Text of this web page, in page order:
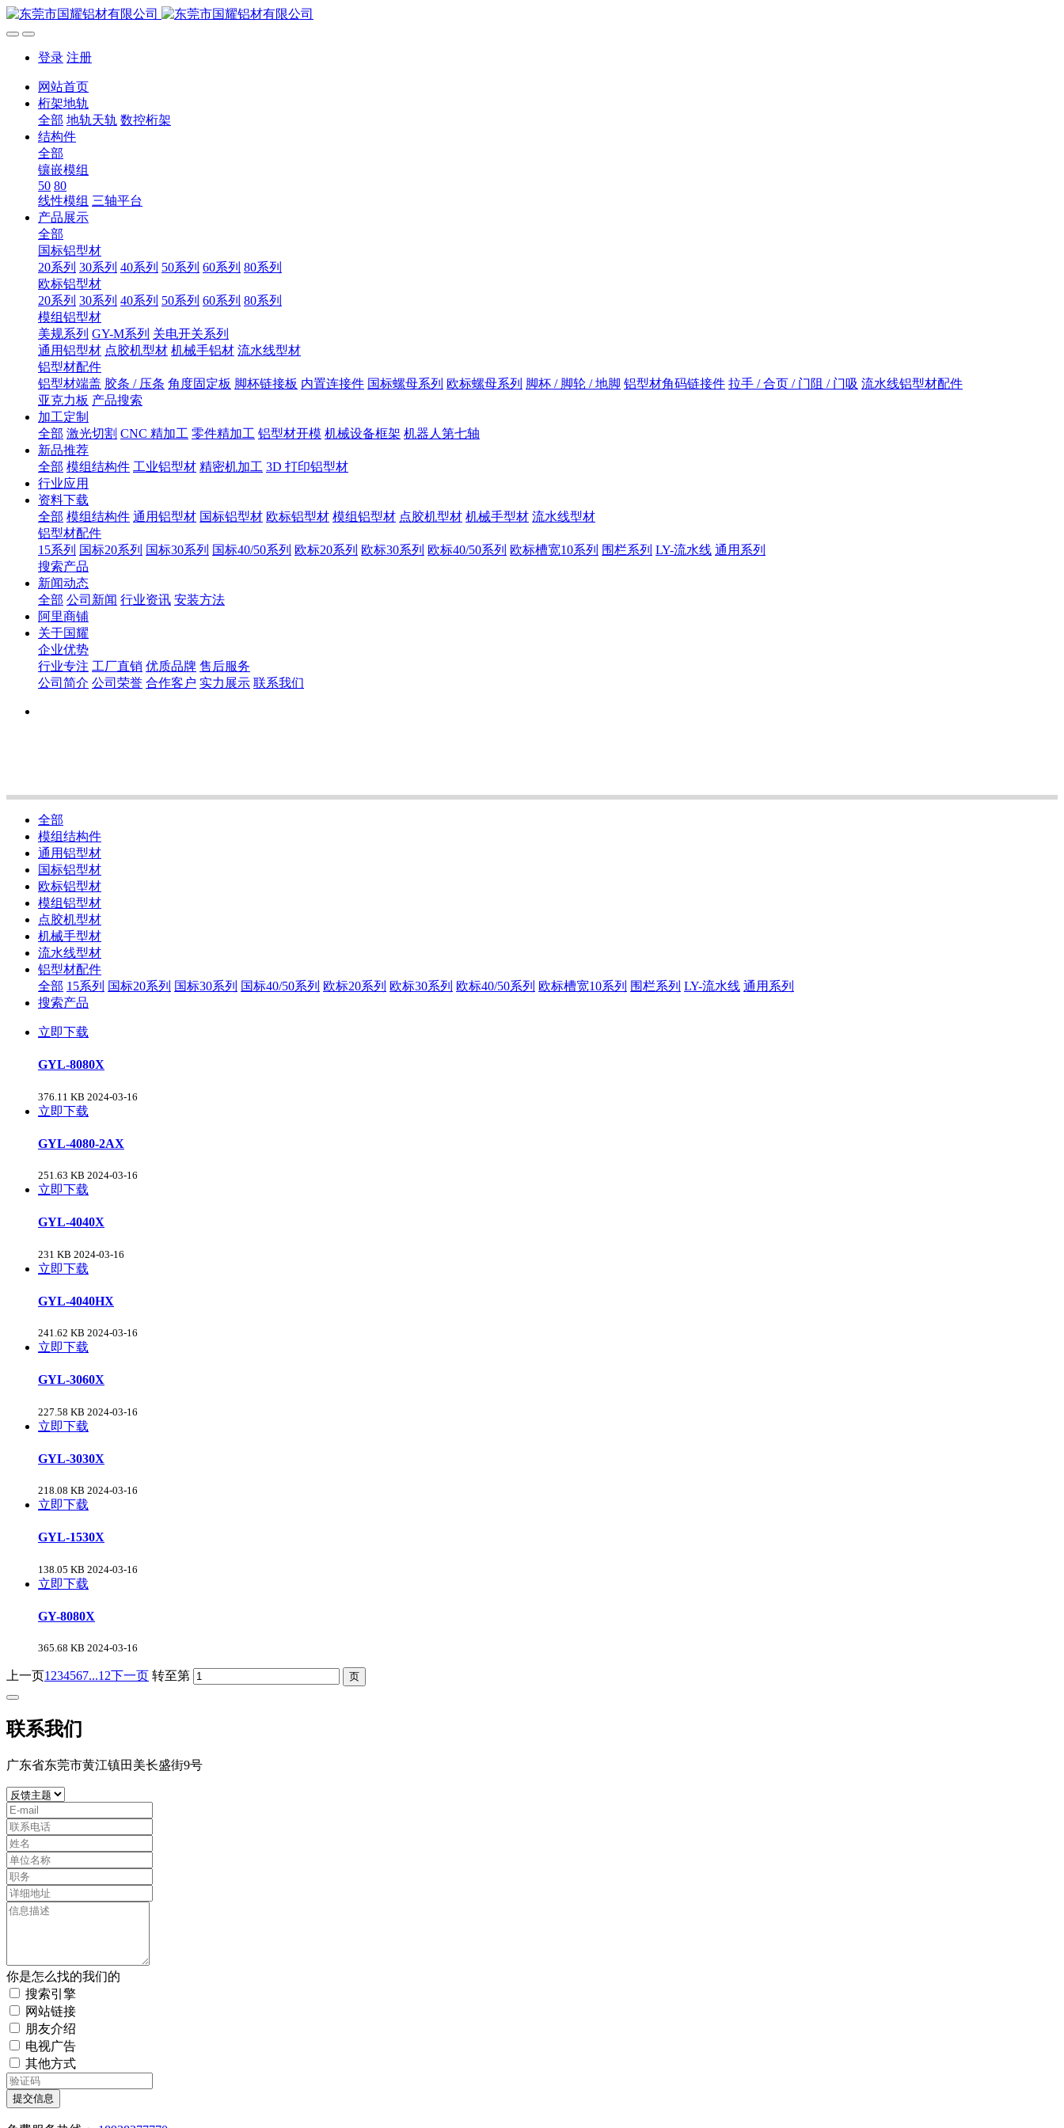
登录 注册
网站首页
桁架地轨
全部 地轨天轨 数控桁架
结构件
全部
镶嵌模组
50 80
线性模组 三轴平台
产品展示
全部
国标铝型材
20系列 30系列 40系列 50系列 60系列 80系列
欧标铝型材
20系列 30系列 40系列 50系列 60系列 80系列
模组铝型材
美规系列 GY-M系列 关电开关系列
通用铝型材 点胶机型材 机械手铝材 流水线型材
铝型材配件
铝型材端盖 胶条 / 压条 角度固定板 脚杯链接板 内置连接件 国标螺母系列 欧标螺母系列 脚杯 / 脚轮 / 地脚 铝型材角码链接件 拉手 / 合页 / 门阻 / 门吸 流水线铝型材配件
亚克力板 产品搜索
加工定制
全部 激光切割 CNC 精加工 零件精加工 铝型材开模 机械设备框架 机器人第七轴
新品推荐
全部 模组结构件 工业铝型材 精密机加工 3D 打印铝型材
行业应用
资料下载
全部 模组结构件 通用铝型材 国标铝型材 欧标铝型材 模组铝型材 点胶机型材 机械手型材 流水线型材
铝型材配件
15系列 国标20系列 国标30系列 国标40/50系列 欧标20系列 欧标30系列 欧标40/50系列 欧标槽宽10系列 围栏系列 LY-流水线 通用系列
搜索产品
新闻动态
全部 公司新闻 行业资讯 安装方法
阿里商铺
关于国耀
企业优势
行业专注 工厂直销 优质品牌 售后服务
公司简介 公司荣誉 合作客户 实力展示 联系我们
全部
模组结构件
通用铝型材
国标铝型材
欧标铝型材
模组铝型材
点胶机型材
机械手型材
流水线型材
铝型材配件
全部 15系列 国标20系列 国标30系列 国标40/50系列 欧标20系列 欧标30系列 欧标40/50系列 欧标槽宽10系列 围栏系列 LY-流水线 通用系列
搜索产品
立即下载
GYL-8080X
376.11 KB 2024-03-16
立即下载
GYL-4080-2AX
251.63 KB 2024-03-16
立即下载
GYL-4040X
231 KB 2024-03-16
立即下载
GYL-4040HX
241.62 KB 2024-03-16
立即下载
GYL-3060X
227.58 KB 2024-03-16
立即下载
GYL-3030X
218.08 KB 2024-03-16
立即下载
GYL-1530X
138.05 KB 2024-03-16
立即下载
GY-8080X
365.68 KB 2024-03-16
上一页1 234567...12下一页 转至第
联系我们
广东省东莞市黄江镇田美长盛街9号
你是怎么找的我们的
搜索引擎
网站链接
朋友介绍
电视广告
其他方式
提交信息